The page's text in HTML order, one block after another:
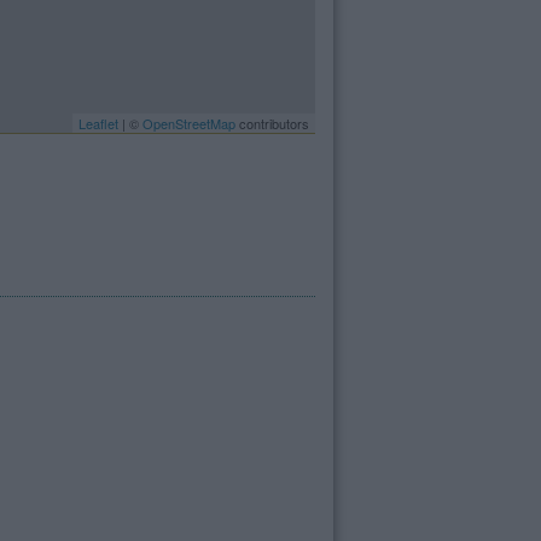
Leaflet | © OpenStreetMapcontributors